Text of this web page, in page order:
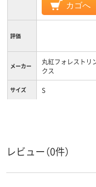
カゴへ
評価
メーカー
丸紅フォレストリ
クス
サイズ S
レビュー（0件）